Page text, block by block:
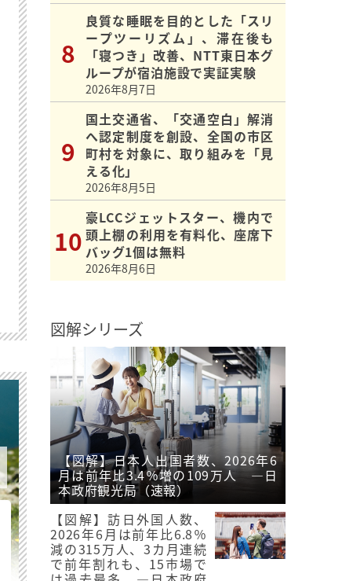
良質な睡眠を目的とした「スリ
ープツーリズム」、滞在後も
「寝つき」改善、NTT東日本グ
ループが宿泊施設で実証実験
2026年8月7日
国土交通省、「交通空白」解消
へ認定制度を創設、全国の市区
町村を対象に、取り組みを「見
える化」
2026年8月5日
豪LCCジェットスター、機内で
頭上棚の利用を有料化、座席下
バッグ1個は無料
2026年8月6日
図解シリーズ
【図解】日本人出国者数、2026年6
月は前年比3.4％増の109万人 ―日
本政府観光局（速報）
【図解】訪日外国人数、
2026年6月は前年比6.8％
減の315万人、3カ月連続
で前年割れも、15市場で